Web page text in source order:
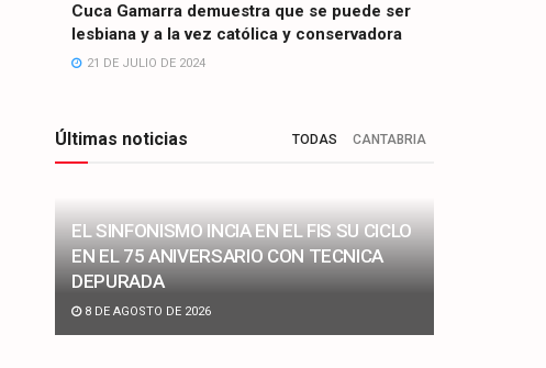
Cuca Gamarra demuestra que se puede ser
lesbiana y a la vez católica y conservadora
21 DE JULIO DE 2024
Últimas noticias TODAS CANTABRIA
EL SINFONISMO INCIA EN EL FIS SU CICLO
EN EL 75 ANIVERSARIO CON TECNICA
DEPURADA
8 DE AGOSTO DE 2026